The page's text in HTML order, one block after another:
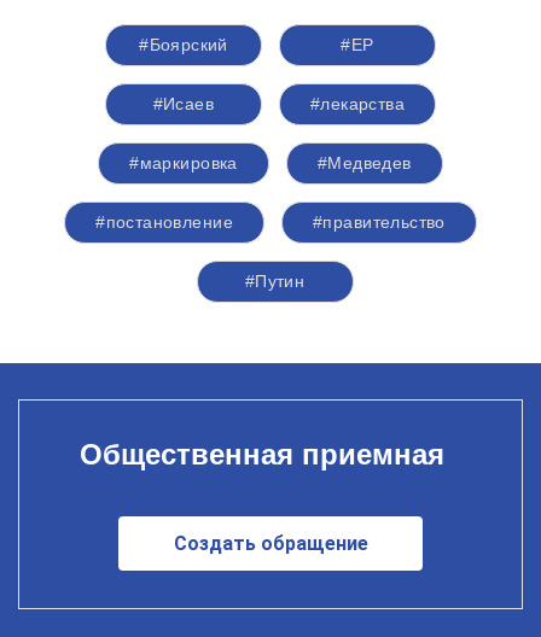
#Боярский #ЕР
#Исаев #лекарства
#маркировка #Медведев
#постановление #правительство
#Путин
Общественная приемная
Создать обращение